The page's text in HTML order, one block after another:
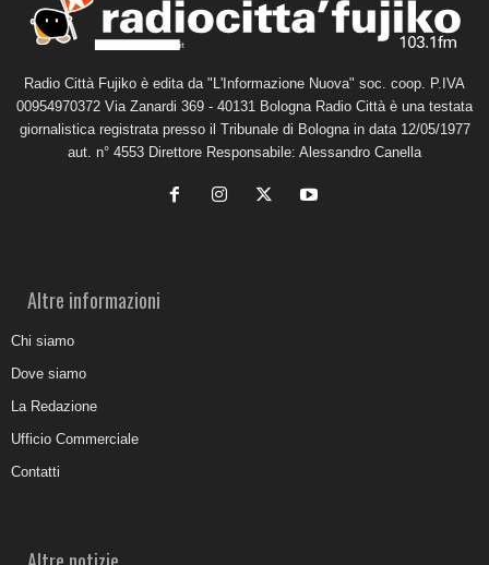
Radio Città Fujiko è edita da "L'Informazione Nuova" soc. coop. P.IVA
00954970372 Via Zanardi 369 - 40131 Bologna Radio Città è una testata
giornalistica registrata presso il Tribunale di Bologna in data 12/05/1977
aut. n° 4553 Direttore Responsabile: Alessandro Canella
Altre informazioni
Chi siamo
Dove siamo
La Redazione
Ufficio Commerciale
Contatti